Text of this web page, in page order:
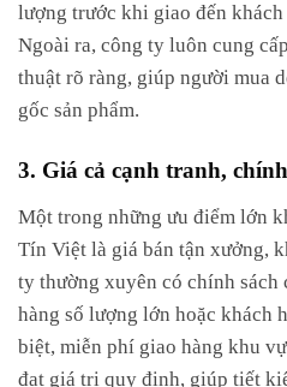
lượng trước khi giao đến khách
Ngoài ra, công ty luôn cung
thuật rõ ràng, giúp người mua
gốc sản phẩm.
3. Giá cả cạnh tranh,
Một trong những ưu điểm lớn
Tín Việt là giá bán tận xưởng,
ty thường xuyên có chính sách
hàng số lượng lớn hoặc khách
biệt, miễn phí giao hàng khu
đạt giá trị quy định, giúp tiết